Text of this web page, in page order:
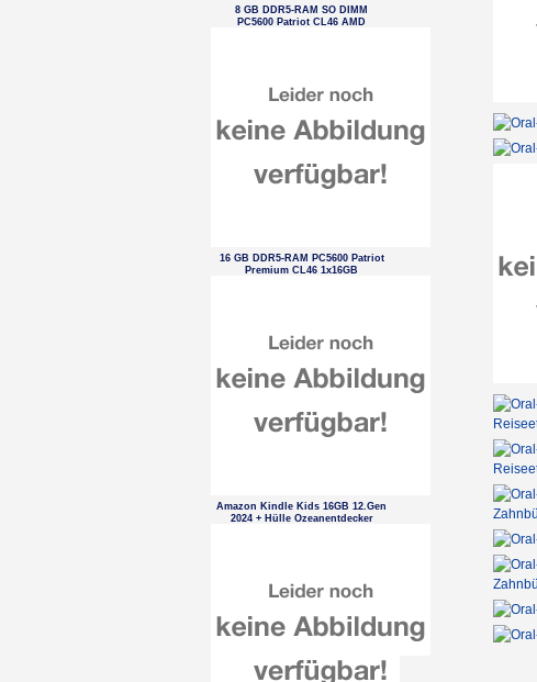
8 GB DDR5-RAM SO DIMM
PC5600 Patriot CL46 AMD
16 GB DDR5-RAM PC5600 Patriot
Premium CL46 1x16GB
Amazon Kindle Kids 16GB 12.Gen
2024 + Hülle Ozeanentdecker